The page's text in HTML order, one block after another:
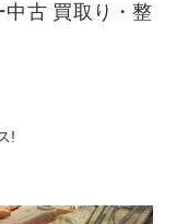
古 買取り・整
!